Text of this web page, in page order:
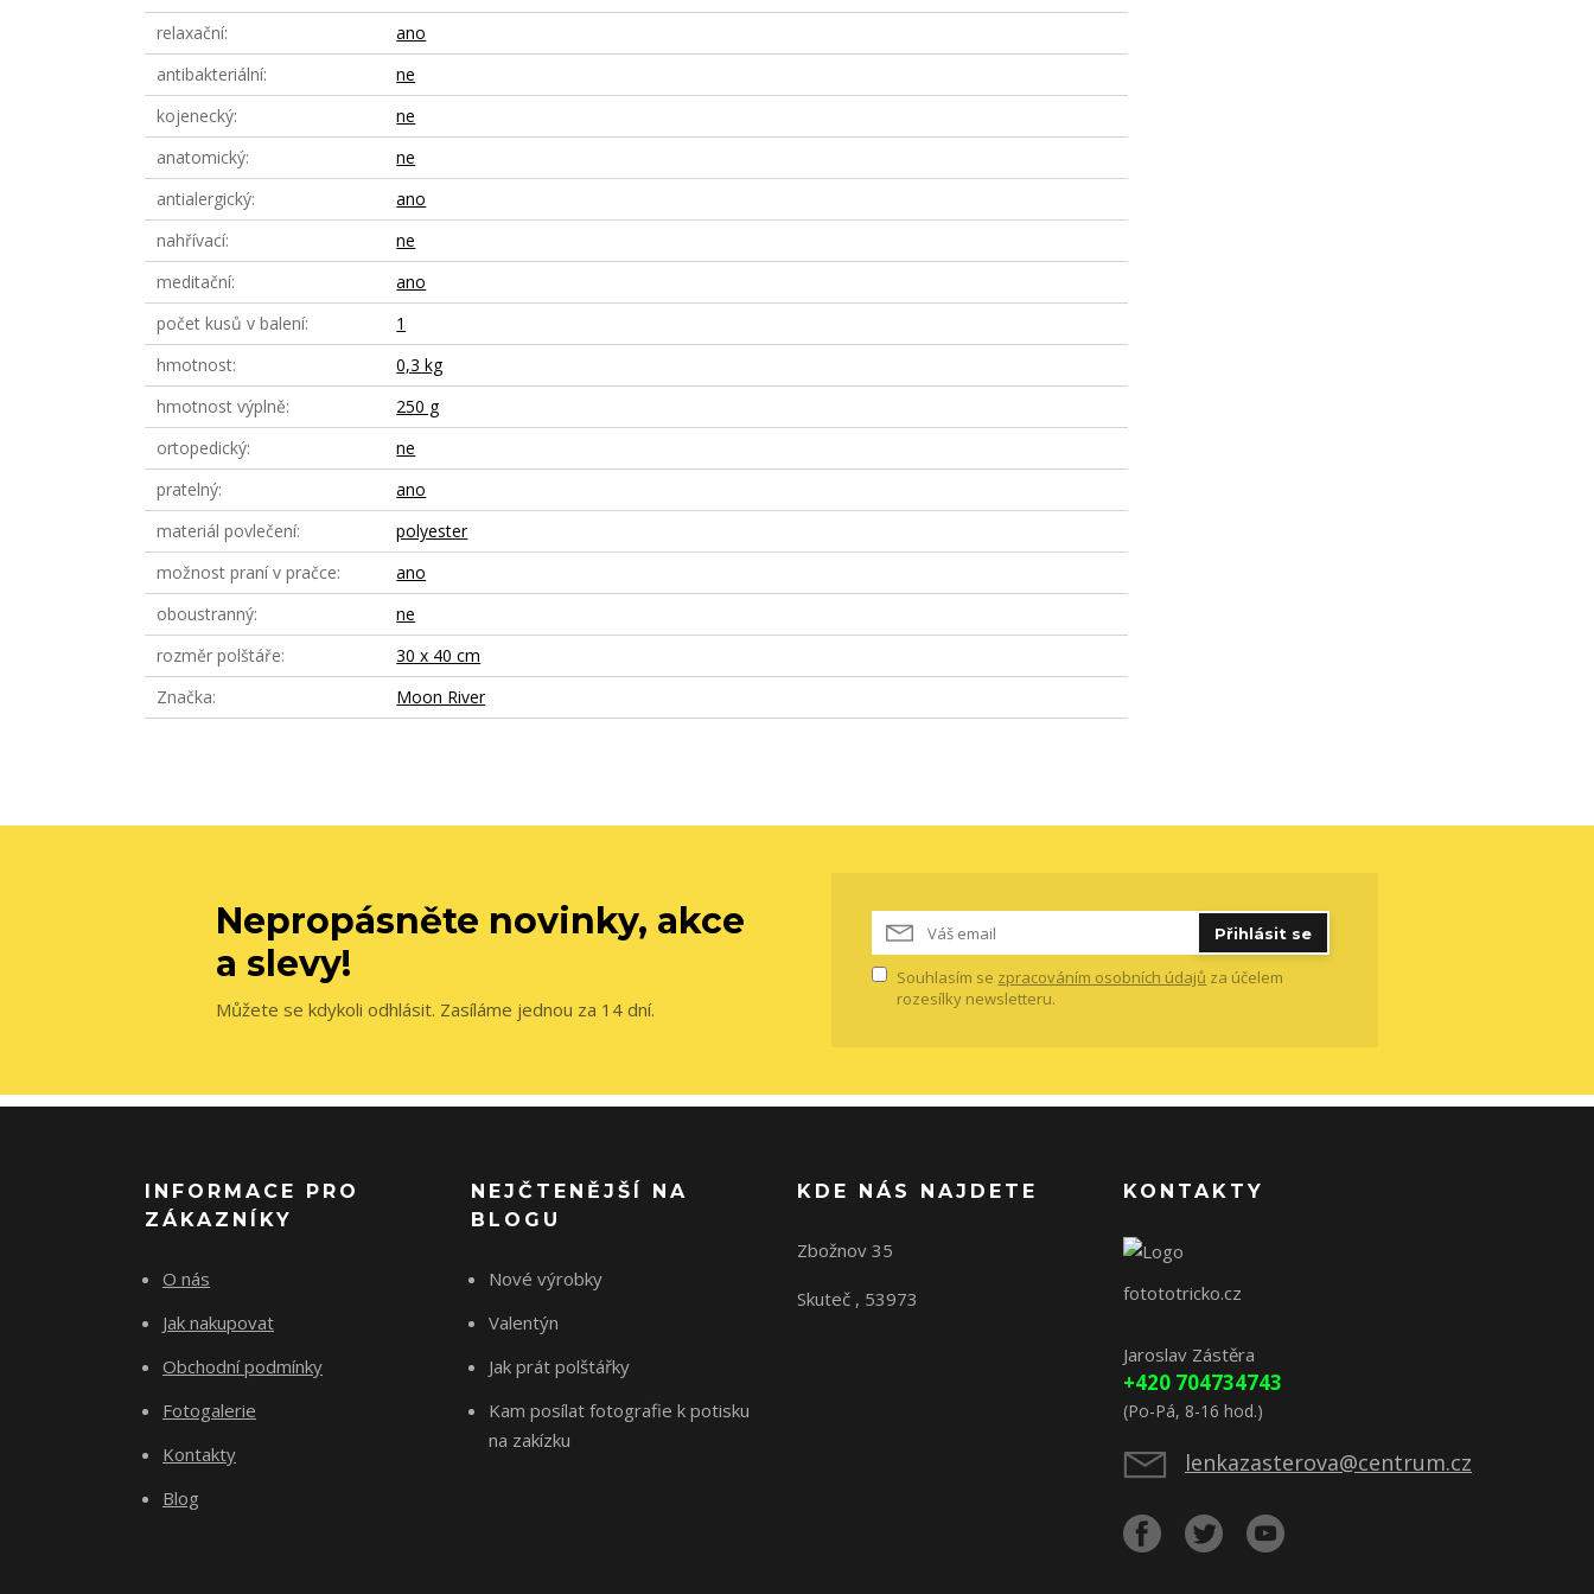
relaxační
ano
antibakteriální
ne
kojenecký
ne
anatomický
ne
antialergický
ano
nahřívací
ne
meditační
ano
počet kusů v balení
1
hmotnost
0,3 kg
hmotnost výplně
250 g
ortopedický
ne
pratelný
ano
materiál povlečení
polyester
možnost praní v pračce
ano
oboustranný
ne
rozměr polštáře
30 x 40 cm
Značka
Moon River
Nepropásněte novinky, akce
a slevy!
Můžete se kdykoli odhlásit. Zasíláme jednou za 14 dní.
Přihlásit se
Souhlasím se zpracováním osobních údajů za účelem
rozesílky newsletteru.
INFORMACE PRO
ZÁKAZNÍKY
O nás
Jak nakupovat
Obchodní podmínky
Fotogalerie
Kontakty
Blog
NEJČTENĚJŠÍ NA
BLOGU
Nové výrobky
Valentýn
Jak prát polštářky
Kam posílat fotografie k potisku
na zakízku
KDE NÁS NAJDETE
Zbožnov 35
Skuteč , 53973
KONTAKTY
fotototricko.cz
Jaroslav Zástěra
+420 704734743
(Po-Pá, 8-16 hod.)
lenkazasterova@centrum.cz